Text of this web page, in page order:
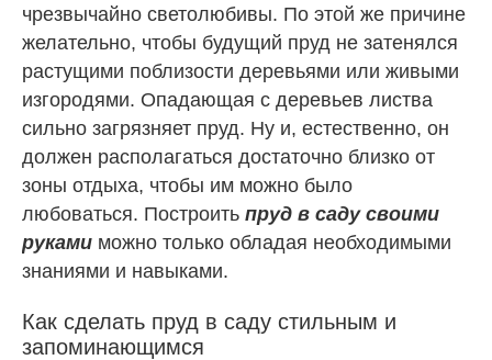
чрезвычайно светолюбивы. По этой же причине
желательно, чтобы будущий пруд не затенялся
растущими поблизости деревьями или живыми
изгородями. Опадающая с деревьев листва
сильно загрязняет пруд. Ну и, естественно, он
должен располагаться достаточно близко от
зоны отдыха, чтобы им можно было
любоваться. Построить пруд в саду своими
руками можно только обладая необходимыми
знаниями и навыками.
Как сделать пруд в саду стильным и
запоминающимся